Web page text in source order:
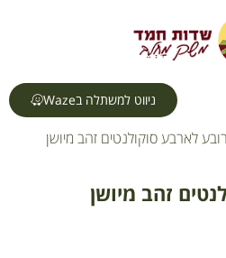
ניווט למשתלה בWaze
לארבע סוקולנטים זהב מיושן
זהב מיושן